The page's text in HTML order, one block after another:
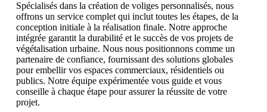
Spécialisés dans la création de voliges personnalisés, nous
offrons un service complet qui inclut toutes les étapes, de la
conception initiale à la réalisation finale. Notre approche
intégrée garantit la durabilité et le succès de vos projets de
végétalisation urbaine. Nous nous positionnons comme un
partenaire de confiance, fournissant des solutions globales
pour embellir vos espaces commerciaux, résidentiels ou
publics. Notre équipe expérimentée vous guide et vous
conseille à chaque étape pour assurer la réussite de votre
projet.